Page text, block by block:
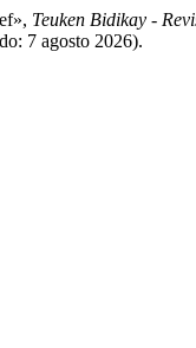
Teuken Bidikay -
7 agosto 2026).